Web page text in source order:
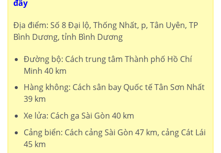
đây
Địa điểm: Số 8 Đại lộ, Thống Nhất, p, Tân Uyên, TP
Bình Dương, tỉnh Bình Dương
Đường bộ: Cách trung tâm Thành phố Hồ Chí
Minh 40 km
Hàng không: Cách sân bay Quốc tế Tân Sơn Nhất
39 km
Xe lửa: Cách ga Sài Gòn 40 km
Cảng biển: Cách cảng Sài Gòn 47 km, cảng Cát Lái
45 km